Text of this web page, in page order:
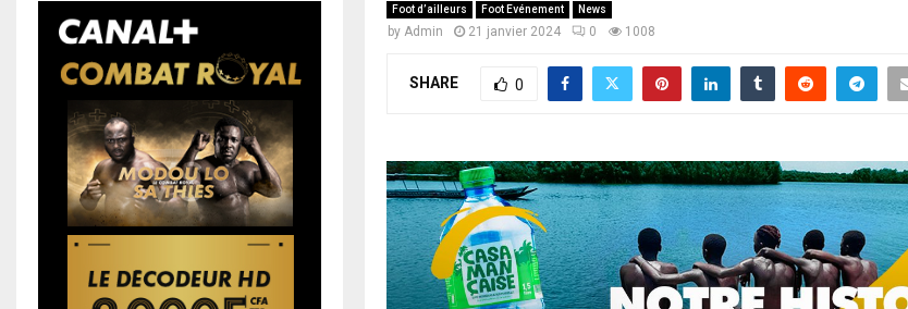
Foot d’ailleurs Foot Evénement News
by Admin 21 janvier 2024 0 1008
SHARE 0